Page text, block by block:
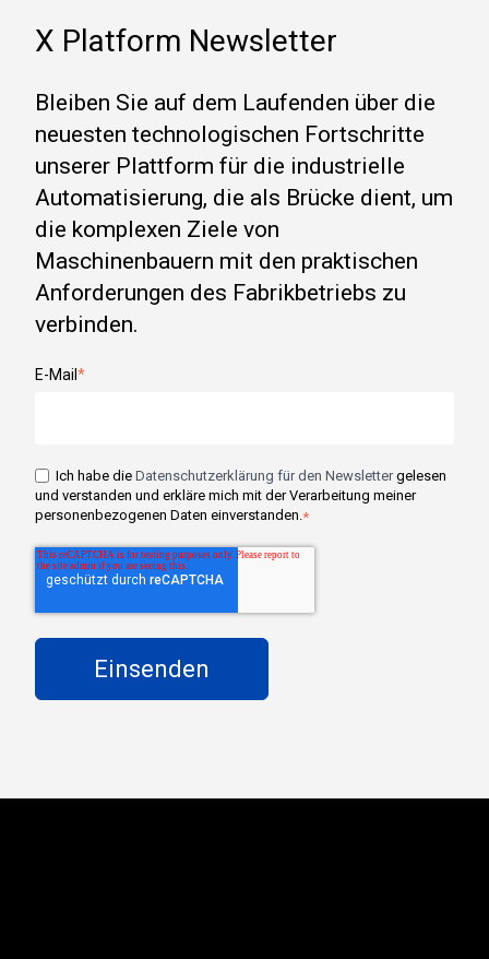
X Platform Newsletter
Bleiben Sie auf dem Laufenden über die
neuesten technologischen Fortschritte
unserer Plattform für die industrielle
Automatisierung, die als Brücke dient, um
die komplexen Ziele von
Maschinenbauern mit den praktischen
Anforderungen des Fabrikbetriebs zu
verbinden.
E-Mail *
Ich habe die Datenschutzerklärung für den Newslettergelesen
und verstanden und erkläre mich mit der Verarbeitung meiner
personenbezogenen Daten einverstanden. *